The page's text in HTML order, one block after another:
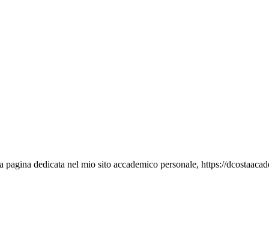
dedicata nel mio sito accademico personale, https://